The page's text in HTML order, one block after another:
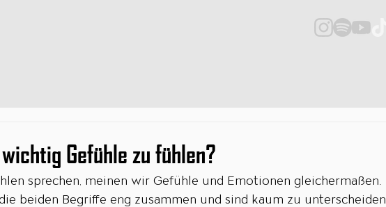
Gefühle zu fühlen?
sprechen, meinen wir Gefühle und Emotionen gleichermaßen.
beiden Begriffe eng zusammen und sind kaum zu unterscheiden.